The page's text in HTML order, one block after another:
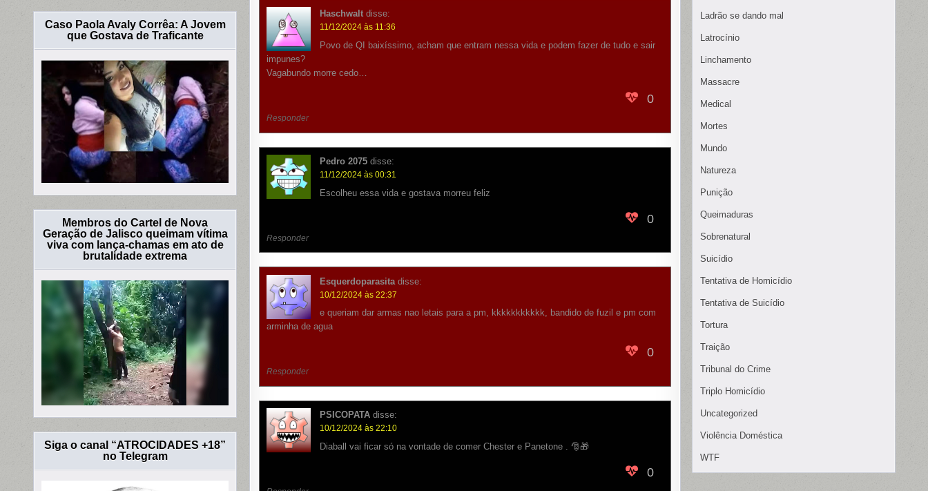
Haschwalt disse:
11/12/2024 às 11:36
Povo de QI baixíssimo, acham que entram nessa vida e podem fazer de tudo e sair
impunes?
Vagabundo morre cedo…
0
Responder
Pedro 2075 disse:
11/12/2024 às 00:31
Escolheu essa vida e gostava morreu feliz
0
Responder
Esquerdoparasita disse:
10/12/2024 às 22:37
e queriam dar armas nao letais para a pm, kkkkkkkkkkk, bandido de fuzil e pm com
arminha de agua
0
Responder
PSICOPATA disse:
10/12/2024 às 22:10
Diaball vai ficar só na vontade de comer Chester e Panetone . 🎅🎁
0
Caso Paola Avaly Corrêa: A Jovem
que Gostava de Traficante
Membros do Cartel de Nova
Geração de Jalisco queimam vítima
viva com lança-chamas em ato de
brutalidade extrema
Siga o canal “ATROCIDADES +18”
no Telegram
Ladrão se dando mal
Latrocínio
Linchamento
Massacre
Medical
Mortes
Mundo
Natureza
Punição
Queimaduras
Sobrenatural
Suicídio
Tentativa de Homicídio
Tentativa de Suicídio
Tortura
Traição
Tribunal do Crime
Triplo Homicídio
Uncategorized
Violência Doméstica
WTF